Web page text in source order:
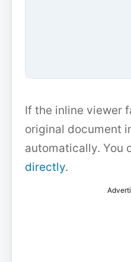
If the inline viewer
original document
automatically. You
directly.